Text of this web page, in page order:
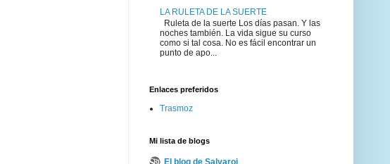
LA RULETA DE LA SUERTE
Ruleta de la suerte Los días pasan. Y las
noches también. La vida sigue su curso
como si tal cosa. No es fácil encontrar un
punto de apo...
Enlaces preferidos
Trasmoz
Mi lista de blogs
El blog de Salvaroj